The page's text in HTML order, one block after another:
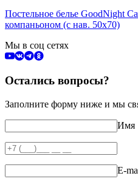
Постельное белье GoodNight
компаньоном (с нав. 50х70)
Мы в соц сетях
Остались вопросы?
Заполните форму ниже и мы
Имя
E-